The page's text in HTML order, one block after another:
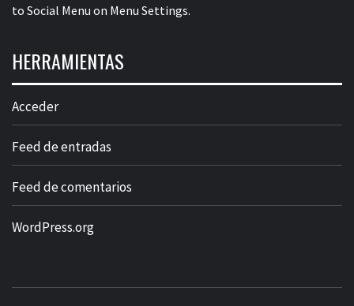
to Social Menu on Menu Settings.
HERRAMIENTAS
Acceder
Feed de entradas
Feed de comentarios
WordPress.org